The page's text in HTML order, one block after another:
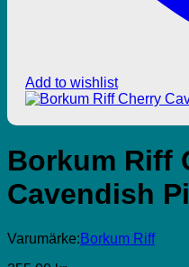
Add to wishlist
Borkum Riff
Cavendish
Varumärke: Borkum Riff